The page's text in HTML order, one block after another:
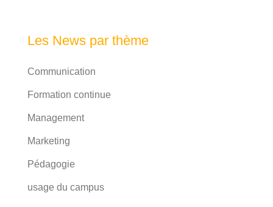
Les News par thème
Communication
Formation continue
Management
Marketing
Pédagogie
usage du campus